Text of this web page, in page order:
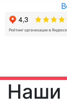
Наши